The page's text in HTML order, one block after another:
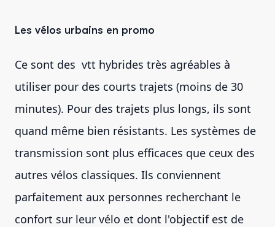
Les vélos urbains en promo
Ce sont des vtt hybrides très agréables à
utiliser pour des courts trajets (moins de 30
minutes). Pour des trajets plus longs, ils sont
quand même bien résistants. Les systèmes de
transmission sont plus efficaces que ceux des
autres vélos classiques. Ils conviennent
parfaitement aux personnes recherchant le
confort sur leur vélo et dont l'objectif est de